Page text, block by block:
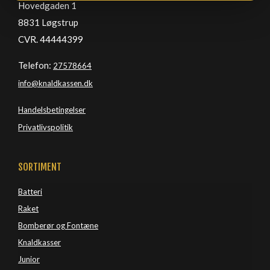
Hovedgaden 1
8831 Løgstrup
CVR. 44444399
Telefon: 27578664
info@knaldkassen.dk
Handelsbetingelser
Privatlivspolitik
SORTIMENT
Batteri
Raket
Bomberør og Fontæne
Knaldkasser
Junior